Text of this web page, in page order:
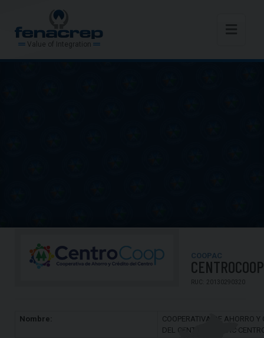
Value of Integration
COOPAC
CENTROCOOP
RUC: 20130290320
Nombre:
COOPERATIVA DE AHORRO Y
DEL CENTRO COOPAC